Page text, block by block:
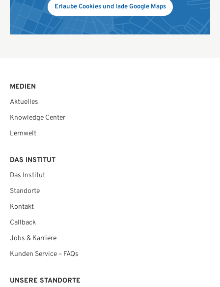
Erlaube Cookies und lade Google Maps
MEDIEN
Aktuelles
Knowledge Center
Lernwelt
DAS INSTITUT
Das Institut
Standorte
Kontakt
Callback
Jobs & Karriere
Kunden Service – FAQs
UNSERE STANDORTE